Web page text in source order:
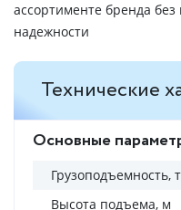
ассортименте бренда
надежности
Технические
Основные
Грузоподъемность, т
Высота подъема, м